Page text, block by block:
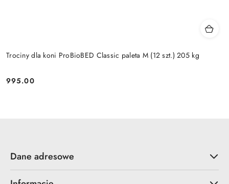
Trociny dla koni ProBioBED Classic paleta M (12 szt.) 205 kg
Cena:
995.00
Dane adresowe